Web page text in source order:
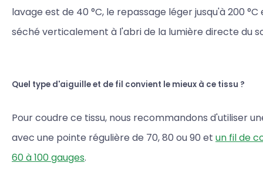
lavage est de 40 °C, le repassage léger jusqu'à 200
séché verticalement à l'abri de la lumière directe du
Quel type d'aiguille et de fil convient le mieux à ce tissu ?
Pour coudre ce tissu, nous recommandons d'utiliser
avec une pointe régulière de 70, 80 ou 90 et un fil de
60 à 100 gauges.